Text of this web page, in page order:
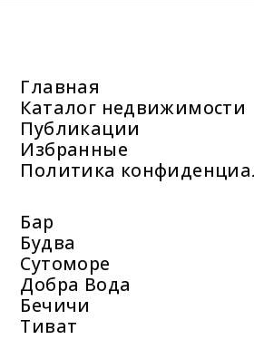
Главная
Каталог недвижимости
Публикации
Избранные
Политика
Бар
Будва
Сутоморе
Добра Вода
Бечичи
Тиват